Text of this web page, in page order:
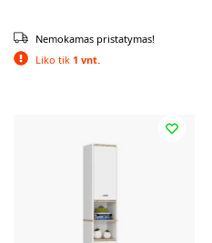
Liko tik 1 vnt.
Nemokamas pristatymas!